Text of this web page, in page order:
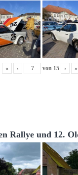
« ‹ von 15 › »
Rallye und 12.